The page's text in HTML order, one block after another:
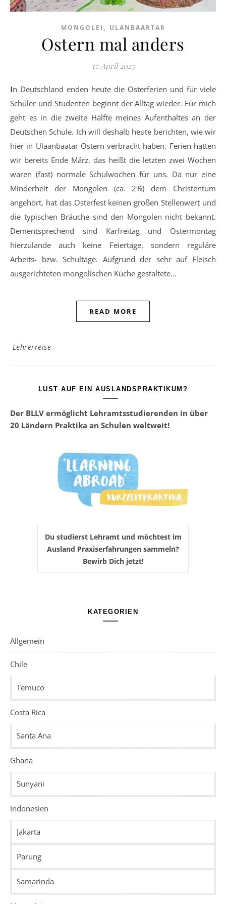
MONGOLEI , ULANBAARTAR
Ostern mal anders
17. April 2023
In Deutschland enden heute die Osterferien und für viele
Schüler und Studenten beginnt der Alltag wieder. Für mich
geht es in die zweite Hälfte meines Aufenthaltes an der
Deutschen Schule. Ich will deshalb heute berichten, wie wir
hier in Ulaanbaatar Ostern verbracht haben. Ferien hatten
wir bereits Ende März, das heißt die letzten zwei Wochen
waren (fast) normale Schulwochen für uns. Da nur eine
Minderheit der Mongolen (ca. 2%) dem Christentum
angehört, hat das Osterfest keinen großen Stellenwert und
die typischen Bräuche sind den Mongolen nicht bekannt.
Dementsprechend sind Karfreitag und Ostermontag
hierzulande auch keine Feiertage, sondern reguläre
Arbeits- bzw. Schultage. Aufgrund der sehr auf Fleisch
ausgerichteten mongolischen Küche gestaltete…
READ MORE
Lehrerreise
LUST AUF EIN AUSLANDSPRAKTIKUM?
Der BLLV ermöglicht Lehramtsstudierenden in über
20 Ländern Praktika an Schulen weltweit!
Du studierst Lehramt und möchtest im
Ausland Praxiserfahrungen sammeln?
Bewirb Dich jetzt!
KATEGORIEN
Allgemein
Chile
Temuco
Costa Rica
Santa Ana
Ghana
Sunyani
Indonesien
Jakarta
Parung
Samarinda